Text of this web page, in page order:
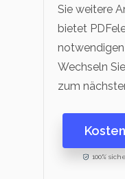
Sie weitere
bietet
Wechseln
zum
100%